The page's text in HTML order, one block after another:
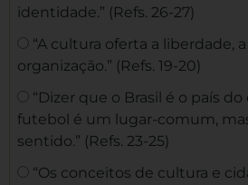
identidade.” (Refs. 26-27)
“A cultura oferta a liberdade,
organização.” (Refs. 19-20)
“Dizer que o Brasil é o país
futebol é um lugar-comum,
sentido.” (Refs. 23-25)
“Os conceitos de cultura e